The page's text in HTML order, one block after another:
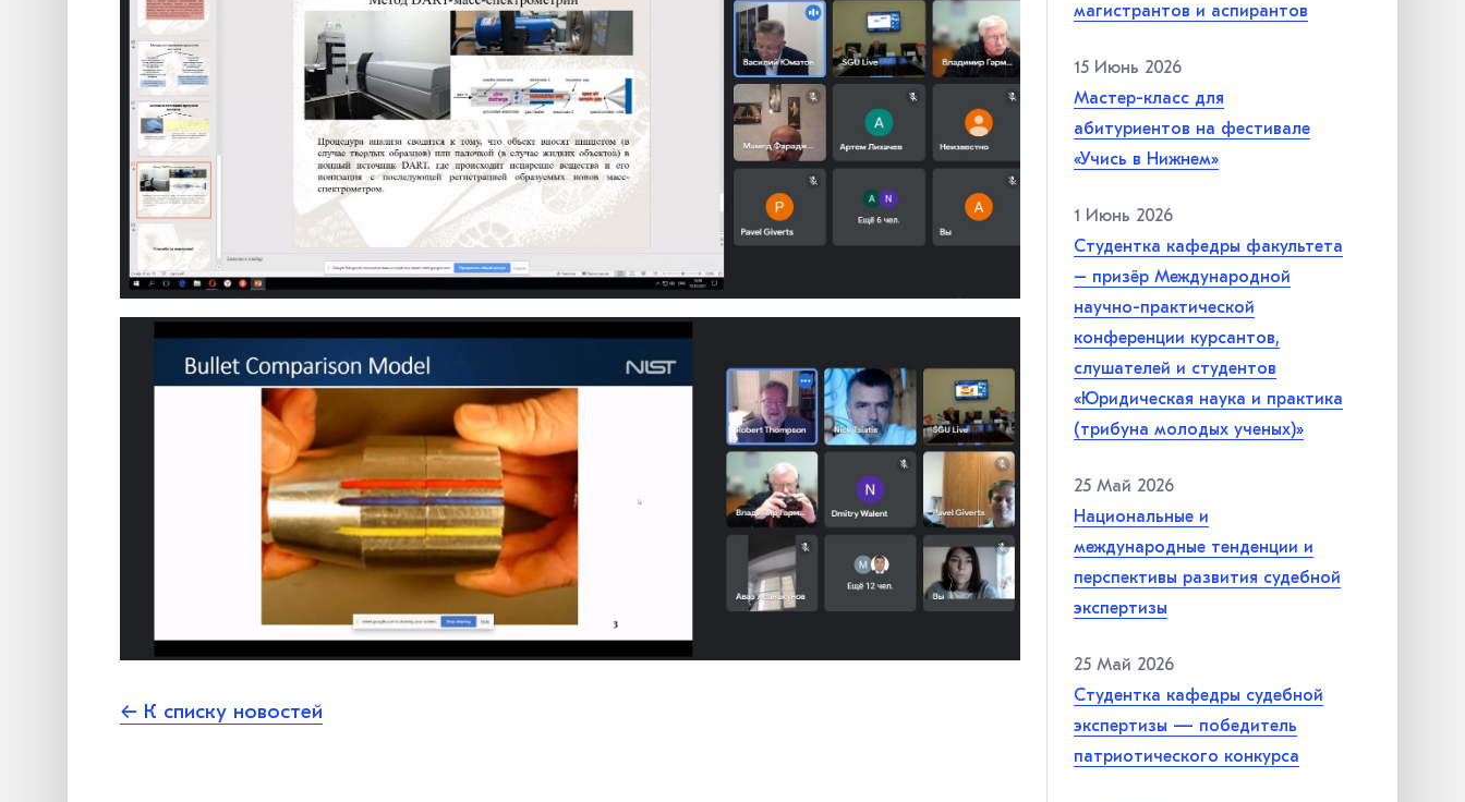
← К списку новостей
магистрантов и аспирантов
15 Июнь 2026
Мастер-класс для
абитуриентов на фестивале
«Учись в Нижнем»
1 Июнь 2026
Студентка кафедры факультета
– призёр Международной
научно-практической
конференции курсантов,
слушателей и студентов
«Юридическая наука и практика
(трибуна молодых ученых)»
25 Май 2026
Национальные и
международные тенденции и
перспективы развития судебной
экспертизы
25 Май 2026
Студентка кафедры судебной
экспертизы — победитель
патриотического конкурса